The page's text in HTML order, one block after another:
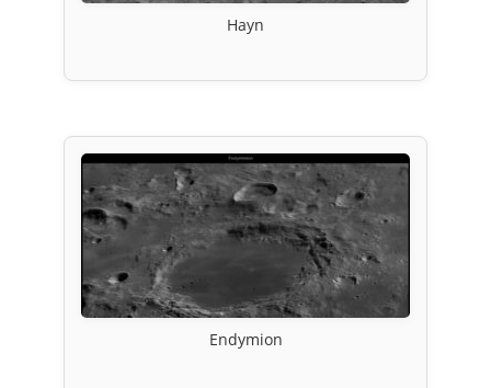
Hayn
Endymion